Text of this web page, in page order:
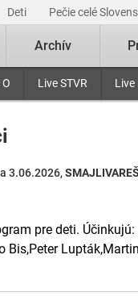
Deti Pečie celé
Live STVR Live
Archív
3.06.2026,
pre deti.
Bis,Peter